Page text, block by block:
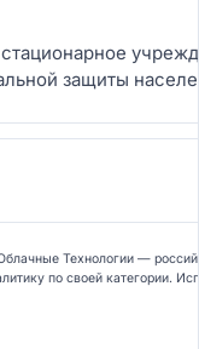
защиты
Технологии —
по своей категории.